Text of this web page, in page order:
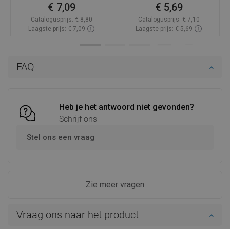
FAQ
Heb je het antwoord niet gevonden?
Schrijf ons
Stel ons een vraag
Zie meer vragen
Vraag ons naar het product
€ 7,09
Catalogusprijs: € 8,80
Laagste prijs: € 7,09
€ 5,69
Catalogusprijs: € 7,10
Laagste prijs: € 5,69